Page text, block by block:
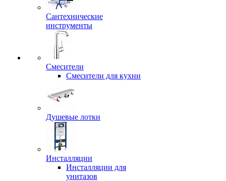
Сантехнические
инструменты
Смесители
Смесители для кухни
Душевые лотки
Инсталляции
Инсталляции для
унитазов